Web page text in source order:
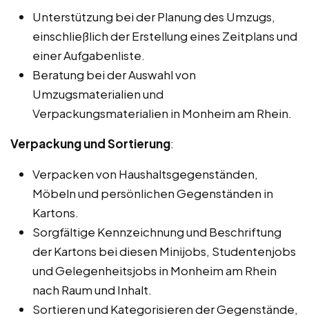
Unterstützung bei der Planung des Umzugs,
einschließlich der Erstellung eines Zeitplans und
einer Aufgabenliste.
Beratung bei der Auswahl von
Umzugsmaterialien und
Verpackungsmaterialien in Monheim am Rhein.
Verpackung und Sortierung:
Verpacken von Haushaltsgegenständen,
Möbeln und persönlichen Gegenständen in
Kartons.
Sorgfältige Kennzeichnung und Beschriftung
der Kartons bei diesen Minijobs, Studentenjobs
und Gelegenheitsjobs in Monheim am Rhein
nach Raum und Inhalt.
Sortieren und Kategorisieren der Gegenstände,